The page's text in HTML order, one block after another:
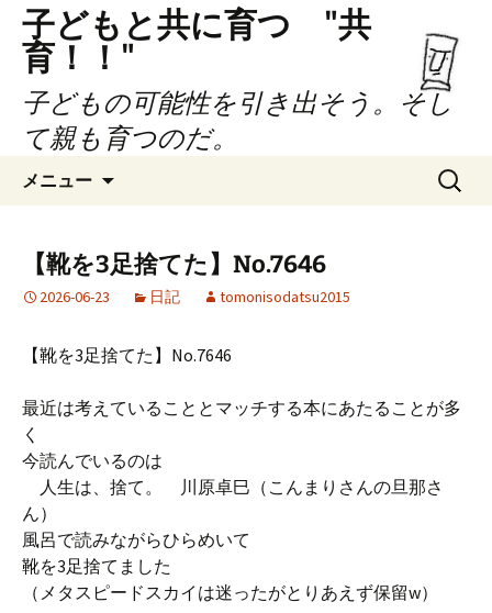
子どもと共に育つ "共
育！！"
子どもの可能性を引き出そう。そし
て親も育つのだ。
メニュー
ン
ツ
キ
プ
検
索:
【靴を3足捨てた】No.7646
2026-06-23 日記 tomonisodatsu2015
【靴を3足捨てた】No.7646
最近は考えていることとマッチする本にあたることが多
く
今読んでいるのは
人生は、捨て。 川原卓巳（こんまりさんの旦那さ
ん）
風呂で読みながらひらめいて
靴を3足捨てました
（メタスピードスカイは迷ったがとりあえず保留w）